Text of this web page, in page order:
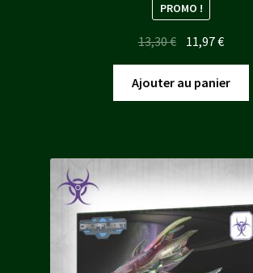
PROMO !
13,30€ Le
prix
initial
était :
11,97€Le
prix
actuel
est :
Ajouter au panier